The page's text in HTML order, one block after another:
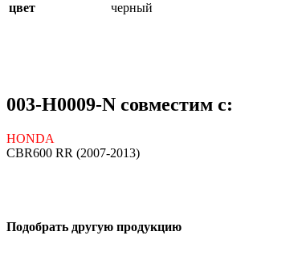
цвет черный
003-H0009-N совместим с:
HONDA
CBR600 RR (2007-2013)
Подобрать другую продукцию